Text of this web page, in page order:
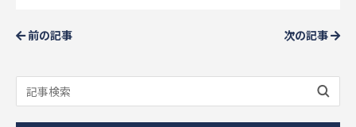
前の記事 次の記事